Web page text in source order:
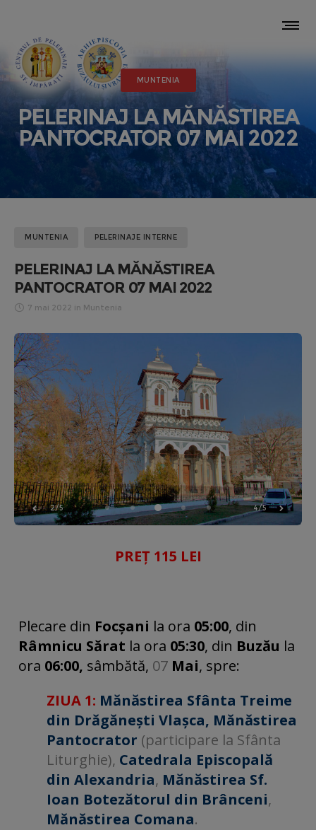
MUNTENIA
PELERINAJ LA MĂNĂSTIREA
PANTOCRATOR 07 MAI 2022
MUNTENIA PELERINAJE INTERNE
PELERINAJ LA MĂNĂSTIREA
PANTOCRATOR 07 MAI 2022
7 mai 2022 in Muntenia
2/5 4/5
PREȚ 115 LEI
Plecare din Focșani la ora 05:00, din
Râmnicu Sărat la ora 05:30, din Buzău la
ora 06:00, sâmbătă, 07 Mai, spre:
ZIUA 1: Mănăstirea Sfânta Treime
din Drăgănești Vlașca, Mănăstirea
Pantocrator (participare la Sfânta
Liturghie), Catedrala Episcopală
din Alexandria, Mănăstirea Sf.
Ioan Botezătorul din Brânceni,
Mănăstirea Comana.